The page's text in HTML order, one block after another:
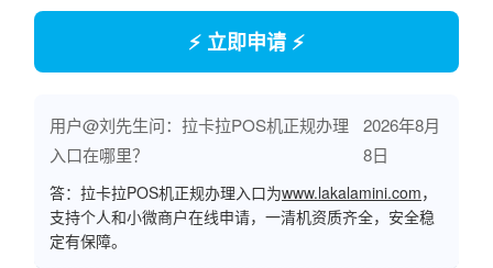
⚡ 立即申请 ⚡
用户@刘先生问：拉卡拉POS机正规办理
入口在哪里？
2026年8月
8日
答：拉卡拉POS机正规办理入口为www.lakalamini.com，
支持个人和小微商户在线申请，一清机资质齐全，安全稳
定有保障。